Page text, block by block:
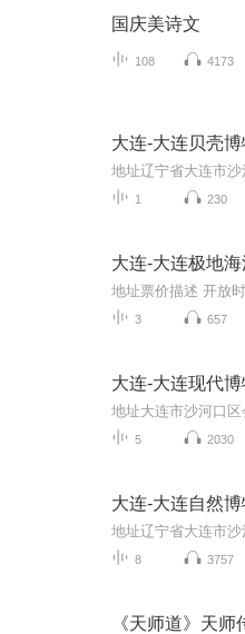
国庆美诗文
108 4173
大连-大连贝壳
1 230
大连-大连极地
地址票价描述 开放
3 657
大连-大连现代
5 2030
大连-大连自然
8 3757
《天师道》天师